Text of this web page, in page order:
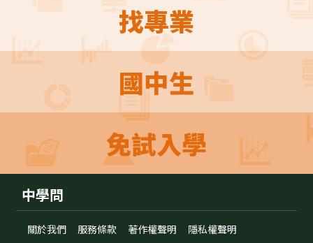
找專業
國中生
免試入學
中學問
關於我們 服務條款 著作權聲明 隱私權聲明